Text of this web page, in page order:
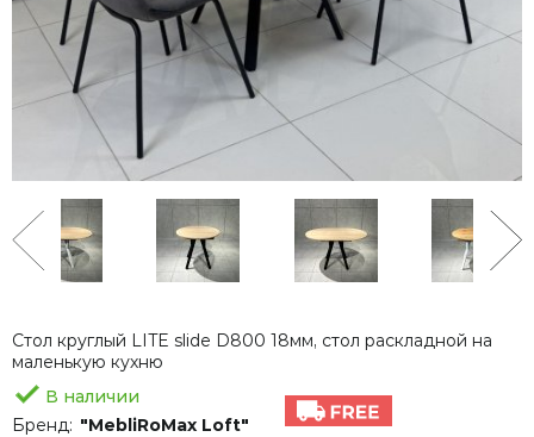
Стол круглый LITE slide D800 18мм, стол раскладной на
маленькую кухню
В наличии
Бренд: "MebliRoMax Loft"